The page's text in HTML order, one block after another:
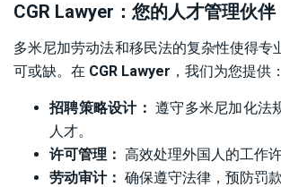
CGR Lawyer：您的人才管理伙伴
多米尼加劳动法和移民法的复杂性使得专
可或缺。在 CGR Lawyer ，我们为您提供：
招聘策略设计： 遵守多米尼加化法
人才。
许可管理： 高效处理外国人的工作
劳动审计： 确保遵守法律，预防罚款